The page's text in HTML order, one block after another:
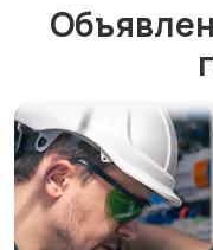
Стройматериалы и
Спорт и отдых